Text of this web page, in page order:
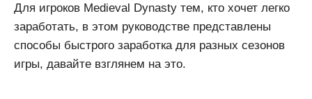
Для игроков Medieval Dynasty тем, кто хочет легко
заработать, в этом руководстве представлены
способы быстрого заработка для разных сезонов
игры, давайте взглянем на это.